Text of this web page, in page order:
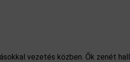
vezetés közben. Ők zenét